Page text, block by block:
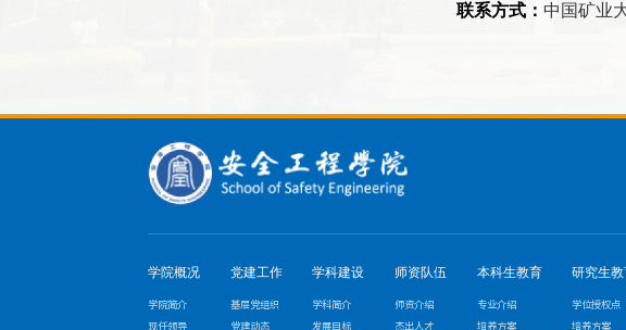
联系方式： 中国矿业
学院概况
学院简介
现任领导
党建工作
基层党组织
党建动态
学科建设
学科简介
发展目标
师资队伍
师资介绍
杰出人才
本科生教育
专业介绍
培养方案
研究生
学位授权点
培养方案